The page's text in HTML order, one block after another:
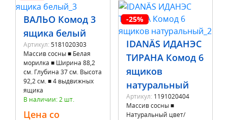
ВАЛЬО Комод 3
ящика белый
Артикул: 5181020303
Массив сосны ■ Белая
морилка ■ Ширина 88,2
см. Глубина 37 см. Высота
92,2 см. ■ 4 выдвижных
ящика
В наличии: 2 шт.
Цена со
-25%
IDANÄS ИДАНЭС
ТИРАНА Комод 6
ящиков
натуральный
Артикул: 1191020404
Массив сосны ■
Натуральный цвет/